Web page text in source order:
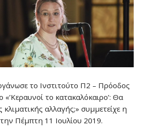
το Ινστιτούτο Π2 – Πρόοδος
το κατακαλόκαιρο’: Θα
κλιματικής αλλαγής;» συμμετείχε η
Πέμπτη 11 Ιουλίου 2019.